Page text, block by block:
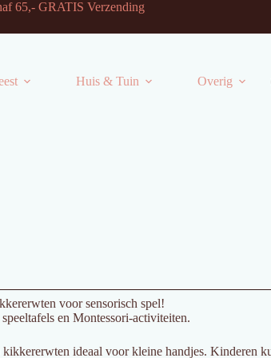
GRATIS Verzending
Huis & Tuin Overig
voor sensorisch spel!
en Montessori-activiteiten.
ideaal voor kleine handjes. Kinderen